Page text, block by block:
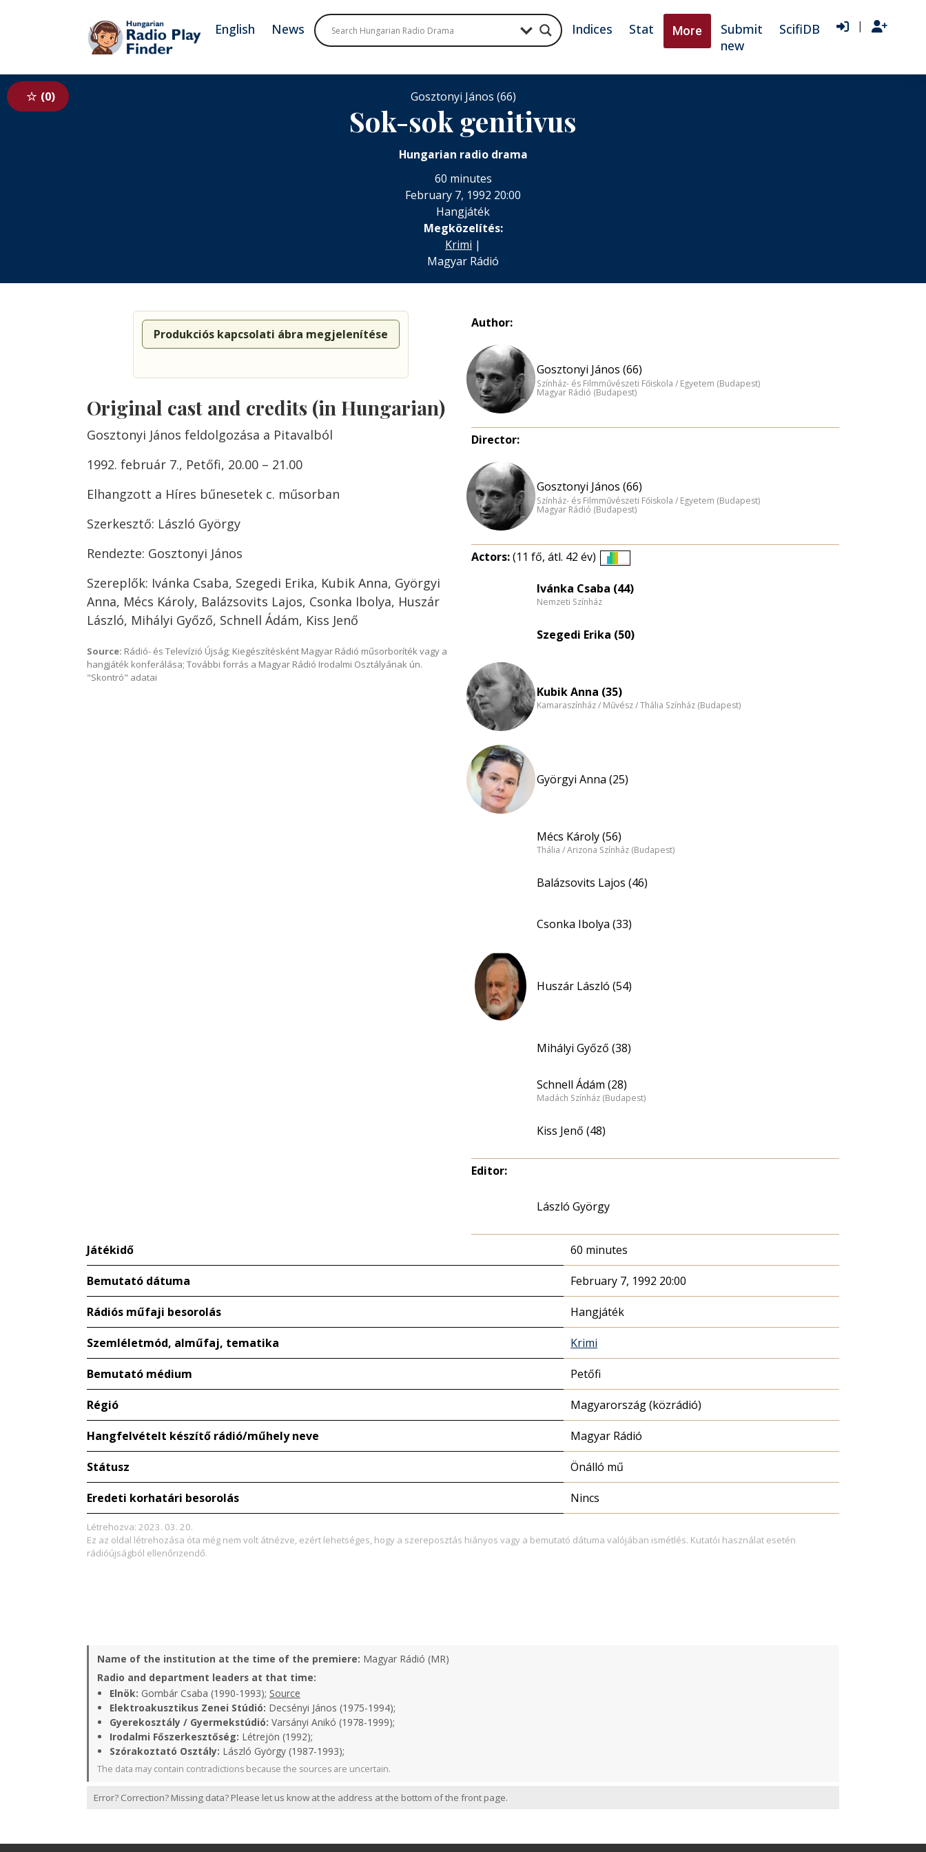
English News Indices Stat More
Submit
new
ScifiDB |
0 Gosztonyi János (66)
Sok-sok genitivus
Hungarian radio drama
60 minutes
February 7, 1992 20:00
Hangjáték
Megközelítés:
Krimi |
Magyar Rádió
Produkciós kapcsolati ábra megjelenítése
Original cast and credits (in Hungarian)
Gosztonyi János feldolgozása a Pitavalból
1992. február 7., Petőfi, 20.00 – 21.00
Elhangzott a Híres bűnesetek c. műsorban
Szerkesztő: László György
Rendezte: Gosztonyi János
Szereplők: Ivánka Csaba, Szegedi Erika, Kubik Anna, Györgyi
Anna, Mécs Károly, Balázsovits Lajos, Csonka Ibolya, Huszár
László, Mihályi Győző, Schnell Ádám, Kiss Jenő
Source: Rádió- és Televízió Újság; Kiegészítésként Magyar Rádió műsorboríték vagy a
hangjáték konferálása; További forrás a Magyar Rádió Irodalmi Osztályának ún.
"Skontró" adatai
Author:
Gosztonyi János (66)
Színház- és Filmművészeti Főiskola / Egyetem (Budapest)
Magyar Rádió (Budapest)
Director:
Gosztonyi János (66)
Színház- és Filmművészeti Főiskola / Egyetem (Budapest)
Magyar Rádió (Budapest)
Actors:(11 fő, átl. 42 év)
eloszlás
Ivánka Csaba (44)
Nemzeti Színház
Szegedi Erika (50)
Kubik Anna (35)
Kamaraszínház / Művész / Thália Színház (Budapest)
Györgyi Anna (25)
Mécs Károly (56)
Thália / Arizona Színház (Budapest)
Balázsovits Lajos (46)
Csonka Ibolya (33)
Huszár László (54)
Mihályi Győző (38)
Schnell Ádám (28)
Madách Színház (Budapest)
Kiss Jenő (48)
Editor:
László György
Játékidő 60 minutes
Bemutató dátuma February 7, 1992 20:00
Rádiós műfaji besorolás Hangjáték
Szemléletmód, alműfaj, tematika Krimi
Bemutató médium Petőfi
Régió Magyarország (közrádió)
Hangfelvételt készítő rádió/műhely neve Magyar Rádió
Státusz Önálló mű
Eredeti korhatári besorolás Nincs
Létrehozva: 2023. 03. 20.
Ez az oldal létrehozása óta még nem volt átnézve, ezért lehetséges, hogy a szereposztás hiányos vagy a bemutató dátuma valójában ismétlés. Kutatói használat esetén
rádióújságból ellenőrizendő.
Name of the institution at the time of the premiere: Magyar Rádió (MR)
Radio and department leaders at that time:
Elnök: Gombár Csaba (1990-1993); Source
Elektroakusztikus Zenei Stúdió: Decsényi János (1975-1994);
Gyerekosztály / Gyermekstúdió: Varsányi Anikó (1978-1999);
Irodalmi Főszerkesztőség: Létrejön (1992);
Szórakoztató Osztály: László György (1987-1993);
The data may contain contradictions because the sources are uncertain.
Error? Correction? Missing data? Please let us know at the address at the bottom of the front page.